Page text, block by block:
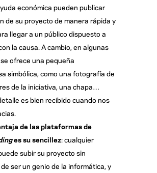
económica pueden publicar
de su proyecto de manera rápida y
llegar a un público dispuesto a
la causa. A cambio, en algunas
ofrece una pequeña
simbólica, como una fotografía de
de la iniciativa, una chapa…
es bien recibido cuando nos
de las plataformas de
es su sencillez: cualquier
subir su proyecto sin
ser un genio de la informática, y